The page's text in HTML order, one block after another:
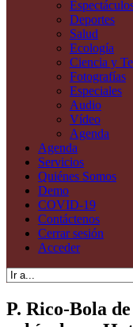
Deportes
Salud
Ecología
Ciencia y
Fotografías
Especiales
Audio
Vídeo
Agenda
Agenda
Servicios
Quiénes Somos
Demo
COVID-19
Contáctenos
Cerrar sesión
Acceder
vehículo en